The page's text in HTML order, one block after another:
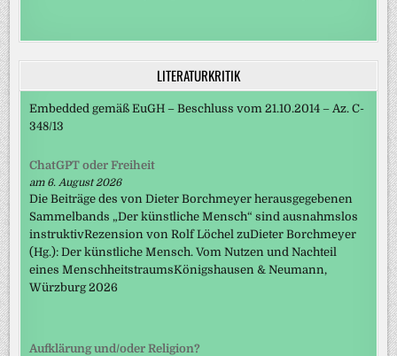
LITERATURKRITIK
Embedded gemäß EuGH – Beschluss vom 21.10.2014 – Az. C-
348/13
ChatGPT oder Freiheit
am 6. August 2026
Die Beiträge des von Dieter Borchmeyer herausgegebenen
Sammelbands „Der künstliche Mensch“ sind ausnahmslos
instruktivRezension von Rolf Löchel zuDieter Borchmeyer
(Hg.): Der künstliche Mensch. Vom Nutzen und Nachteil
eines MenschheitstraumsKönigshausen & Neumann,
Würzburg 2026
Aufklärung und/oder Religion?